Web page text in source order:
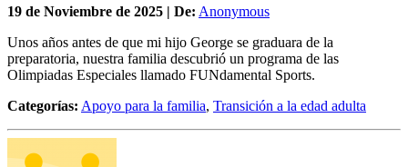
19 de Noviembre de 2025 | De: Anonymous
Unos años antes de que mi hijo George se graduara de la
preparatoria, nuestra familia descubrió un programa de las
Olimpiadas Especiales llamado FUNdamental Sports.
Categorías: Apoyo para la familia, Transición a la edad adulta